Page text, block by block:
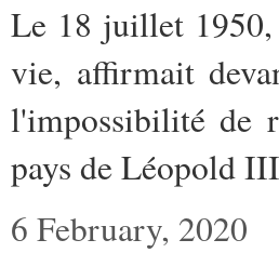
Le 18 juillet
vie, affirmait
l'impossibilité de
pays de Léopold
6 February, 2020